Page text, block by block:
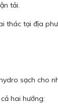
tải.
thác tại địa
sạch cho
hai hướng: